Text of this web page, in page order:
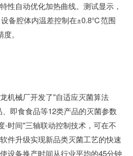
性自动优化加热曲线。测试显示，
备腔体内温差控制在±0.8℃范围
。
机械厂开发了"自适应灭菌算法
即食食品等12类产品的灭菌参数
-时间"三轴联动控制技术，可在不
件升级实现新品类灭菌工艺的快速
设备换产时间从行业平均的45分钟